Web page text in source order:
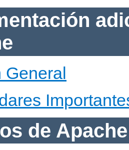
General
de Apache